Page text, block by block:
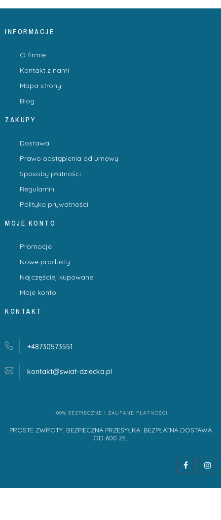
INFORMACJE
O firmie
Kontakt z nami
Mapa strony
Blog
ZAKUPY
Dostawa
Prawo odstąpienia od umowy
Sposoby płatności
Regulamin
Polityka prywatności
MOJE KONTO
Promocje
Nowe produkty
Najczęściej kupowane
Moje konto
KONTAKT
+48730573551
kontakt@swiat-dziecka. pl
100% BEZPIECZNE I ZAUFANE PŁATNOŚCI
PROSTE ZWROTY. BEZPIECZNA PRZESYŁKA. BEZPŁATNA DOSTAWA
OD 600 ZŁ.